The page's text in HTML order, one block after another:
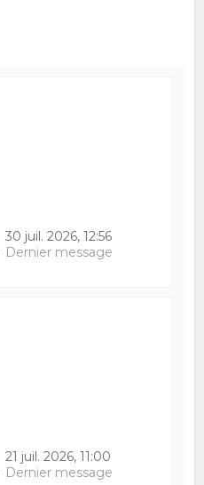
30 juil. 2026, 12:56
Dernier message
21 juil. 2026, 11:00
Dernier message